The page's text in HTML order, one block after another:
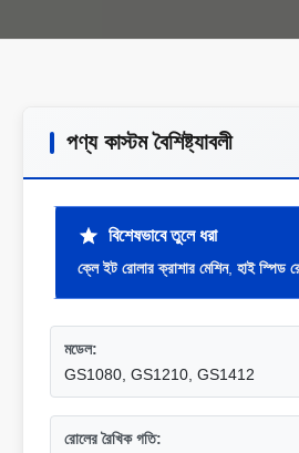
পণ্য কাস্টম বৈশিষ্ট্যাবলী
বিশেষভাবে তুলে ধরা
ক্লে ইট রোলার ক্রাশার মেশিন, হাই স্পিড
মডেল:
GS1080, GS1210, GS1412
রোলের রৈখিক গতি: